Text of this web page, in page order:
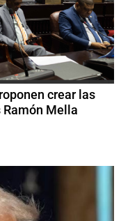
crear las
Mella